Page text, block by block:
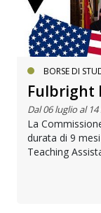
BORSE DI
Fulbright
Dal 06 luglio al
La
durata di 9
Teaching